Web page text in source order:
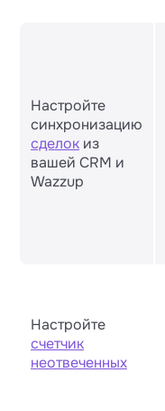
Настройте
синхронизацию
сделок из
вашей CRM и
Wazzup
Настройте
счетчик
неотвеченных